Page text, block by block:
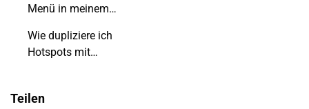
Flipbook hinzu?
Menü in meinem
machen?
Wie dupliziere ich
Hotspots mit
Teilen